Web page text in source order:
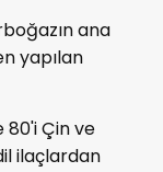
ana
yapılan
80'i Çin ve
ilaçlardan